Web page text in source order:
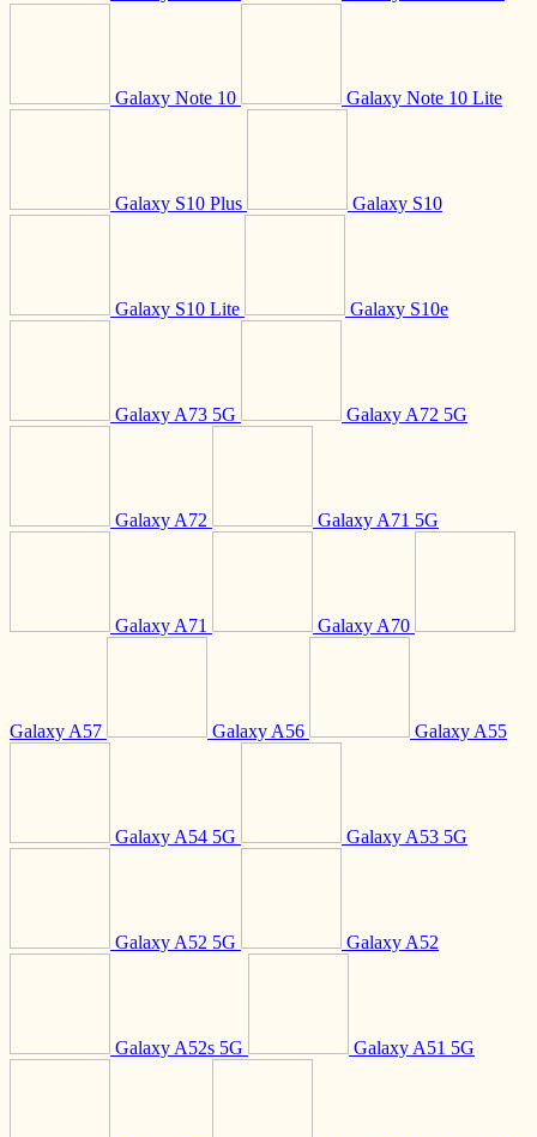
Galaxy Note 10 Galaxy Note 10 Lite
Galaxy S10 Plus Galaxy S10
Galaxy S10 Lite Galaxy S10e
Galaxy A73 5G Galaxy A72 5G
Galaxy A72 Galaxy A71 5G
Galaxy A71 Galaxy A70
Galaxy A57 Galaxy A56 Galaxy A55
Galaxy A54 5G Galaxy A53 5G
Galaxy A52 5G Galaxy A52
Galaxy A52s 5G Galaxy A51 5G